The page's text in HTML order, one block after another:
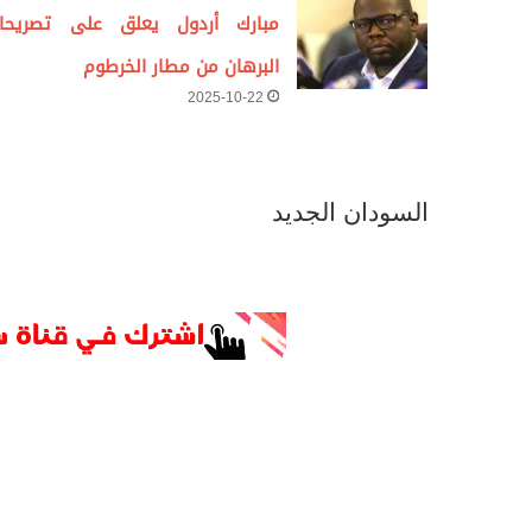
مبارك أردول يعلق على
البرهان من مطار الخرطوم
2025-10-22
السودان الجديد